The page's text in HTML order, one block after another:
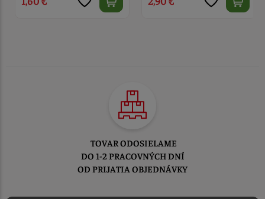
TOVAR ODOSIELAME
DO 1-2 PRACOVNÝCH DNÍ
OD PRIJATIA OBJEDNÁVKY